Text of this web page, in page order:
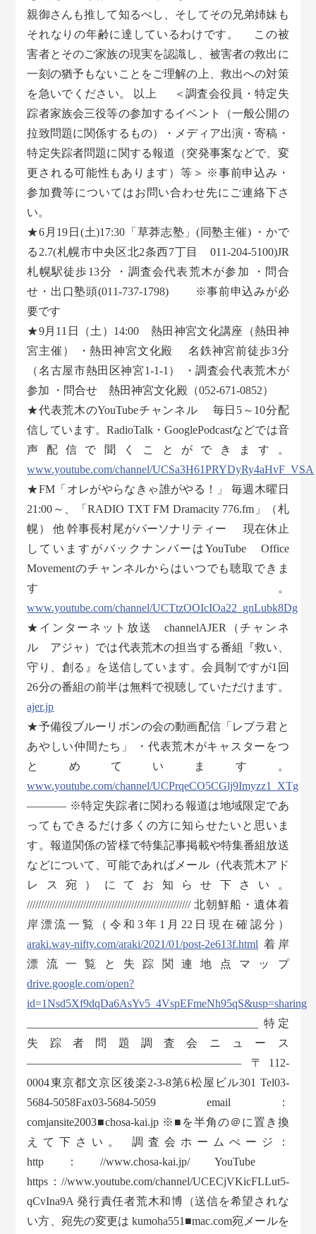
親御さんも推して知るべし、そしてその兄弟姉妹も
それなりの年齢に達しているわけです。 この被
害者とそのご家族の現実を認識し、被害者の救出に
一刻の猶予もないことをご理解の上、救出への対策
を急いでください。 以上 ＜調査会役員・特定失
踪者家族会三役等の参加するイベント（一般公開の
拉致問題に関係するもの）・メディア出演・寄稿・
特定失踪者問題に関する報道（突発事案などで、変
更される可能性もあります）等＞ ※事前申込み・
参加費等についてはお問い合わせ先にご連絡下さ
い。
★6月19日(土)17:30「草莽志塾」(同塾主催) ・かで
る2.7(札幌市中央区北2条西7丁目 011-204-5100)JR
札幌駅徒歩13分 ・調査会代表荒木が参加 ・問合
せ・出口塾頭(011-737-1798) ※事前申込みが必
要です
★9月11日（土）14:00 熱田神宮文化講座（熱田神
宮主催） ・熱田神宮文化殿 名鉄神宮前徒歩3分
（名古屋市熱田区神宮1-1-1） ・調査会代表荒木が
参加 ・問合せ 熱田神宮文化殿（052-671-0852）
★代表荒木のYouTubeチャンネル 毎日5～10分配
信しています。RadioTalk・GooglePodcastなどでは音
声配信で聞くことができます。
www.youtube.com/channel/UCSa3H61PRYDyRy4aHvF_VSA
★FM「オレがやらなきゃ誰がやる！」 毎週木曜日
21:00～、「RADIO TXT FM Dramacity 776.fm」（札
幌） 他 幹事長村尾がパーソナリティー 現在休止
していますがバックナンバーはYouTube Office
Movementのチャンネルからはいつでも聴取できま
す。
www.youtube.com/channel/UCTtzOOIcIOa22_gnLubk8Dg
★インターネット放送 channelAJER（チャンネ
ル アジャ）では代表荒木の担当する番組『救い、
守り、創る』を送信しています。会員制ですが1回
26分の番組の前半は無料で視聴していただけます。
ajer.jp
★予備役ブルーリボンの会の動画配信「レブラ君と
あやしい仲間たち」 ・代表荒木がキャスターをつ
とめています。
www.youtube.com/channel/UCPrqeCO5CGlj9Imyzz1_XTg
———– ※特定失踪者に関わる報道は地域限定であ
ってもできるだけ多くの方に知らせたいと思いま
す。報道関係の皆様で特集記事掲載や特集番組放送
などについて、可能であればメール（代表荒木アド
レス宛）にてお知らせ下さい。
////////////////////////////////////////////////////////// 北朝鮮船・遺体着
岸漂流一覧（令和3年1月22日現在確認分）
araki.way-nifty.com/araki/2021/01/post-2e613f.html 着岸
漂流一覧と失踪関連地点マップ
drive.google.com/open?
id=1Nsd5Xf9dqDa6AsYv5_4VspEFmeNh95qS&usp=sharing
_________________________________________ 特定
失踪者問題調査会ニュース
——————————————————— 〒112-
0004東京都文京区後楽2-3-8第6松屋ビル301 Tel03-
5684-5058Fax03-5684-5059 email：
comjansite2003■chosa-kai.jp ※■を半角の＠に置き換
えて下さい。 調査会ホームぺージ：
http：//www.chosa-kai.jp/ YouTube
https：//www.youtube.com/channel/UCECjVKicFLLut5-
qCvIna9A 発行責任者荒木和博（送信を希望されな
い方、宛先の変更は kumoha551■mac.com宛メールを